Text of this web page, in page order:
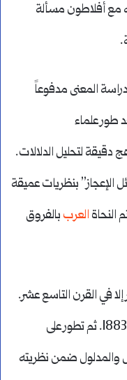
مع أفلاطون مسألة
المعنى مدفوعاً
طور علماء
دقيقة لتحليل الدلالات.
الإعجاز” بنظريات عميقة
النحاة العرب بالفروق
في القرن التاسع عشر.
أسس بريال هذا العلم كفرع مستقل عام 1883. ثم تطور على
والمدلول ضمن نظريته